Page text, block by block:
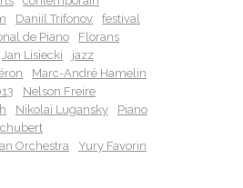
Daniil Trifonov
festival
de Piano
Florans
Jan Lisiecki
jazz
Marc-André Hamelin
Nelson Freire
Nikolaï Lugansky
Piano
Orchestra
Yury Favorin